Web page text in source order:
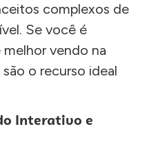
complexos de
Se você é
vendo na
o recurso ideal
Interativo e